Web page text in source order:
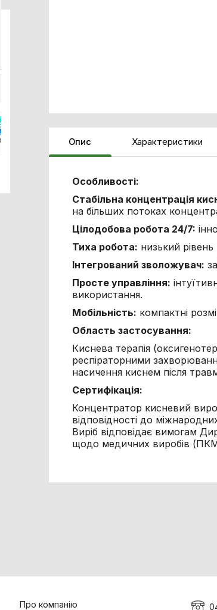
Опис Характеристики
Особливості:
Стабільна концентрація
на більших потоках
Цілодобова робота 24/7:
Тиха робота: низький
Інтегрований зволожувач:
Просте управління:
використання.
Мобільність: компактні
Область застосування:
Киснева терапія
респіраторними
насичення киснем після
Сертифікація:
Концентратор кисневий
відповідності до
Виріб відповідає вимогам
щодо медичних виробів
Про компанію